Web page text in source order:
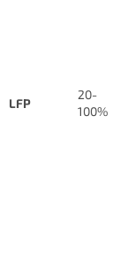
LFP
20-
100%